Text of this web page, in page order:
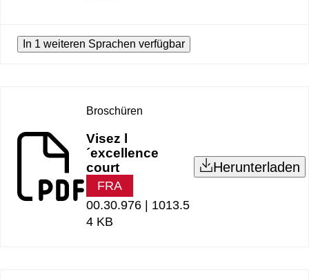
In 1 weiteren Sprachen verfügbar
Broschüren
Visez l
´excellence
court
FRA
00.30.976 | 1013.5
4 KB
Herunterladen